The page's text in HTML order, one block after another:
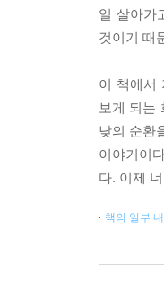
일 살아가
것이기 때
이 책에서
보게 되는
낮의 순환
이야기이
다. 이제
책의 일부